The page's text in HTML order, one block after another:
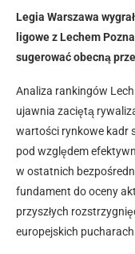
Legia Warszawa
ligowe z Lechem
sugerować obecną
Analiza rankingów
ujawnia zaciętą
wartości rynkowe kadr
pod względem
w ostatnich
fundament do oceny
przyszłych
europejskich